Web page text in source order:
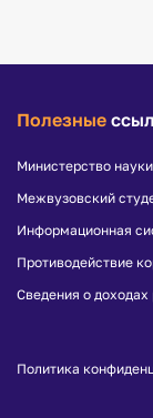
Полезные
Министерство
Межвузовский
Информационная
Противодействие
Сведения о доходах
Политика